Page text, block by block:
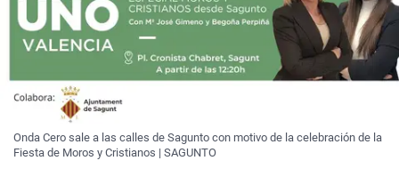
Onda Cero sale a las calles de Sagunto con motivo de la celebración de la
Fiesta de Moros y Cristianos | SAGUNTO